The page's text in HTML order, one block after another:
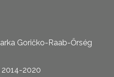
Goričko-Raab-Őrség
2020